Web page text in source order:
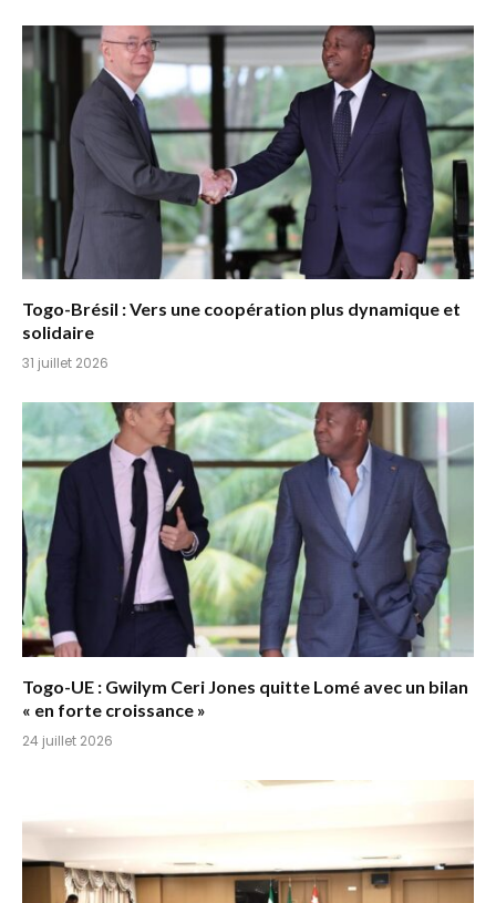
Togo-Brésil : Vers une coopération plus dynamique et
solidaire
31 juillet 2026
Togo-UE : Gwilym Ceri Jones quitte Lomé avec un bilan
« en forte croissance »
24 juillet 2026